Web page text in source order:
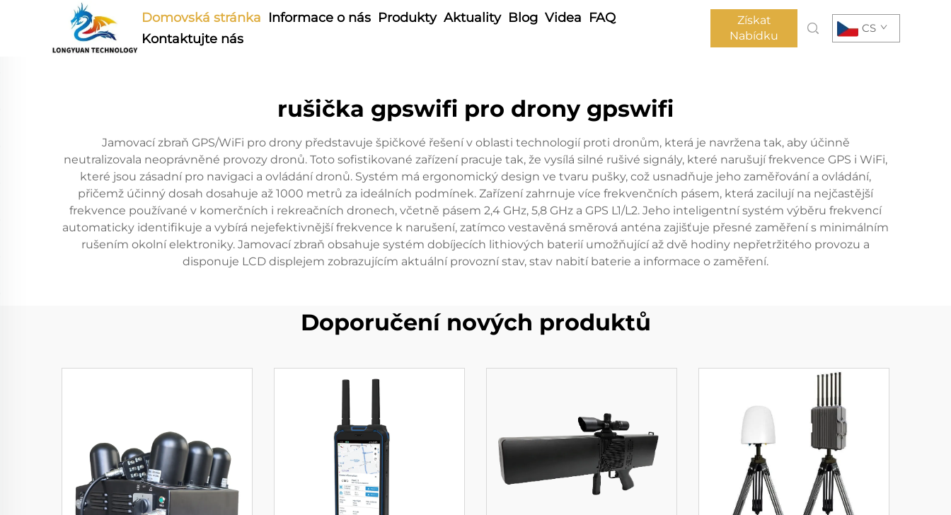
Domovská stránka Informace o nás Produkty Aktuality Blog Videa FAQ
Kontaktujte nás
Získat
Nabídku
CS
rušička gpswifi pro drony gpswifi
Jamovací zbraň GPS/WiFi pro drony představuje špičkové řešení v oblasti technologií proti dronům, která je navržena tak, aby účinně
neutralizovala neoprávněné provozy dronů. Toto sofistikované zařízení pracuje tak, že vysílá silné rušivé signály, které narušují frekvence GPS i WiFi,
které jsou zásadní pro navigaci a ovládání dronů. Systém má ergonomický design ve tvaru pušky, což usnadňuje jeho zaměřování a ovládání,
přičemž účinný dosah dosahuje až 1000 metrů za ideálních podmínek. Zařízení zahrnuje více frekvenčních pásem, která zacilují na nejčastější
frekvence používané v komerčních i rekreačních dronech, včetně pásem 2,4 GHz, 5,8 GHz a GPS L1/L2. Jeho inteligentní systém výběru frekvencí
automaticky identifikuje a vybírá nejefektivnější frekvence k narušení, zatímco vestavěná směrová anténa zajišťuje přesné zaměření s minimálním
rušením okolní elektroniky. Jamovací zbraň obsahuje systém dobíjecích lithiových baterií umožňující až dvě hodiny nepřetržitého provozu a
disponuje LCD displejem zobrazujícím aktuální provozní stav, stav nabití baterie a informace o zaměření.
Doporučení nových produktů